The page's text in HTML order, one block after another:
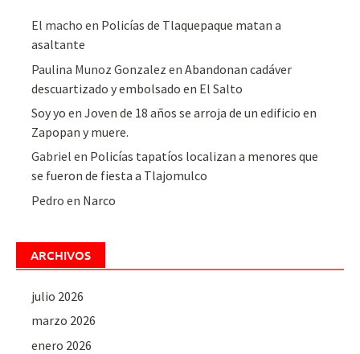
El macho en Policías de Tlaquepaque matan a
asaltante
Paulina Munoz Gonzalez enAbandonan cadáver
descuartizado y embolsado en El Salto
Soy yo enJoven de 18 años se arroja de un edificio en
Zapopan y muere.
Gabriel en Policías tapatíos localizan a menores que
se fueron de fiesta a Tlajomulco
Pedro en Narco
ARCHIVOS
julio 2026
marzo 2026
enero 2026